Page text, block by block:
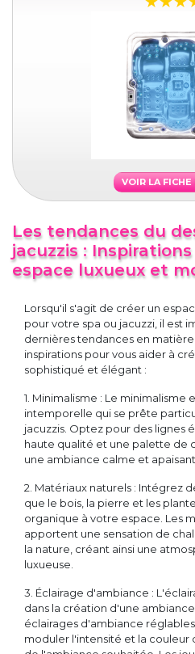
VOIR LA
Les tendances du
jacuzzis :
espace luxueux et
Lorsqu'il s'agit de créer un
pour votre spa ou jacuzzi, il est
dernières tendances en
inspirations pour vous aider à
sophistiqué et élégant :
1. Minimalisme : Le
intemporelle qui se prête
jacuzzis. Optez pour des lignes
haute qualité et une palette de
une ambiance calme et
2. Matériaux naturels : Intégrez
que le bois, la pierre et les
organique à votre espace. Les
apportent une sensation de
la nature, créant ainsi une
luxueuse.
3. Éclairage d'ambiance :
dans la création d'une
éclairages d'ambiance
moduler l'intensité et la couleur